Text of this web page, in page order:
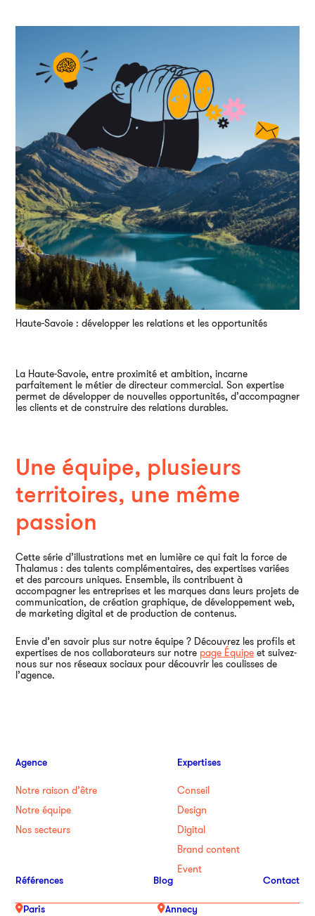
Haute-Savoie : développer les relations et les opportunités
La Haute-Savoie, entre proximité et ambition, incarne
parfaitement le métier de directeur commercial. Son expertise
permet de développer de nouvelles opportunités, d’accompagner
les clients et de construire des relations durables.
Une équipe, plusieurs
territoires, une même
passion
Cette série d’illustrations met en lumière ce qui fait la force de
Thalamus : des talents complémentaires, des expertises variées
et des parcours uniques. Ensemble, ils contribuent à
accompagner les entreprises et les marques dans leurs projets de
communication, de création graphique, de développement web,
de marketing digital et de production de contenus.
Envie d’en savoir plus sur notre équipe ? Découvrez les profils et
expertises de nos collaborateurs sur notre page Équipeet suivez-
nous sur nos réseaux sociaux pour découvrir les coulisses de
l’agence.
Agence
Notre raison d’être
Notre équipe
Nos secteurs
Expertises
Conseil
Design
Digital
Brand content
Event
Références Blog Contact
Paris Annecy